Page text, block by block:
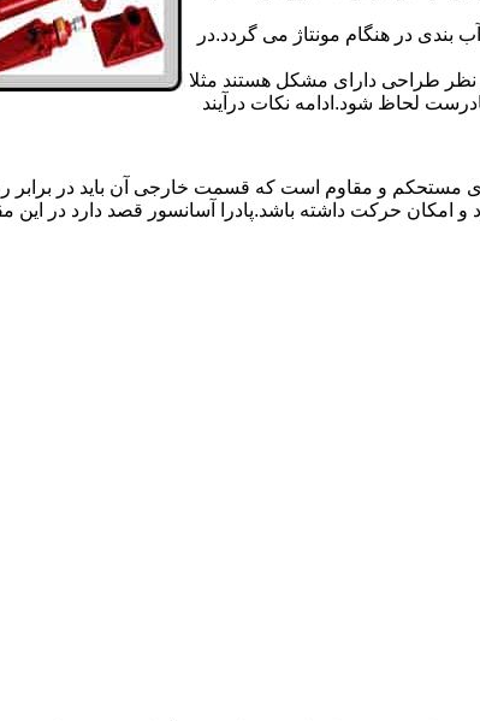
در هنگام مونتاژ می گردد.در
نظر طراحی دارای مشکل هستند مثلا
لحاظ شود.ادامه نکات درآیند
مستحکم و مقاوم است که قسمت خارجی آن باید در
امکان حرکت داشته باشد.پادرا آسانسور قصد دارد در